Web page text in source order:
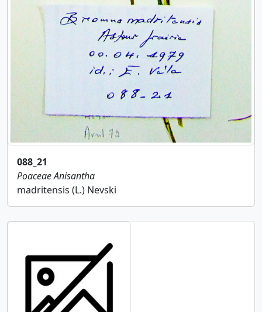
088_21
PoaceaeAnisantha
madritensis (L.) Nevski